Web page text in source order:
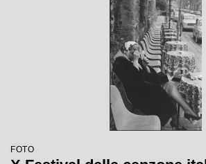
FOTO